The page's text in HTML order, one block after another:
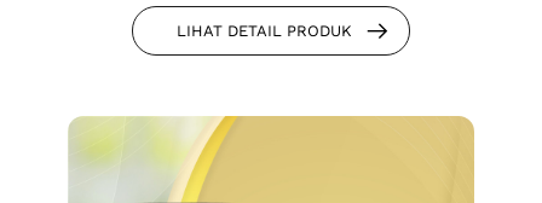
LIHAT DETAIL PRODUK